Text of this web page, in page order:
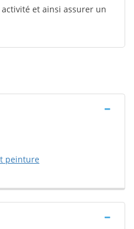
et ainsi assurer un
peinture